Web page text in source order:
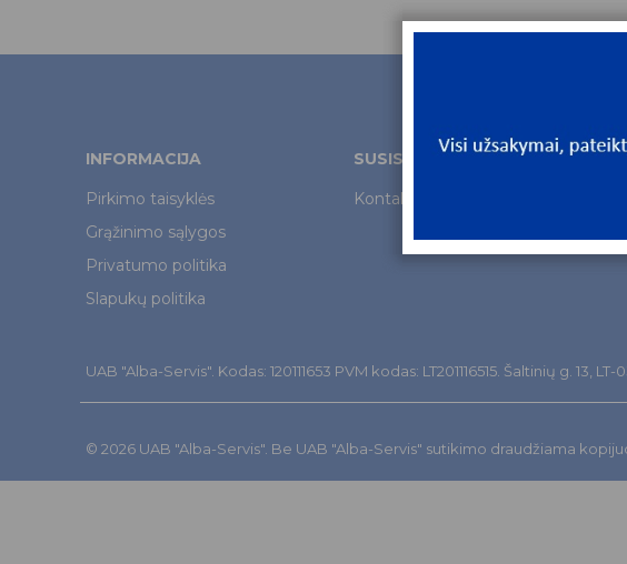
INFORMACIJA
Pirkimo taisyklės
Grąžinimo sąlygos
Privatumo politika
Slapukų politika
SUSISIEKITE
Kontaktai
UAB "Alba-Servis". Kodas: 120111653 PVM kodas: LT201116515. Šaltinių g. 13,
© 2026 UAB "Alba-Servis". Be UAB "Alba-Servis" sutikimo draudžiama